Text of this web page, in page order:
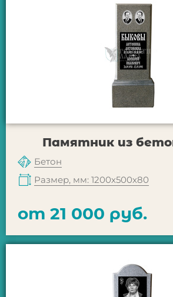
Памятник из
Бетон
Размер, мм: 1200х500х80
от 21 000 руб.